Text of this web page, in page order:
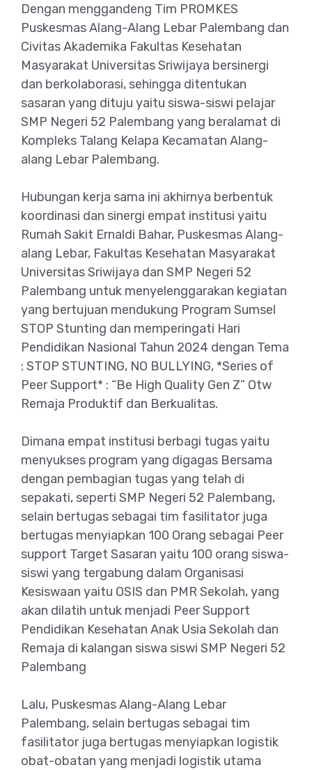
Dengan menggandeng Tim PROMKES
Puskesmas Alang-Alang Lebar Palembang dan
Civitas Akademika Fakultas Kesehatan
Masyarakat Universitas Sriwijaya bersinergi
dan berkolaborasi, sehingga ditentukan
sasaran yang dituju yaitu siswa-siswi pelajar
SMP Negeri 52 Palembang yang beralamat di
Kompleks Talang Kelapa Kecamatan Alang-
alang Lebar Palembang.
Hubungan kerja sama ini akhirnya berbentuk
koordinasi dan sinergi empat institusi yaitu
Rumah Sakit Ernaldi Bahar, Puskesmas Alang-
alang Lebar, Fakultas Kesehatan Masyarakat
Universitas Sriwijaya dan SMP Negeri 52
Palembang untuk menyelenggarakan kegiatan
yang bertujuan mendukung Program Sumsel
STOP Stunting dan memperingati Hari
Pendidikan Nasional Tahun 2024 dengan Tema
: STOP STUNTING, NO BULLYING, *Series of
Peer Support* : “Be High Quality Gen Z” Otw
Remaja Produktif dan Berkualitas.
Dimana empat institusi berbagi tugas yaitu
menyukses program yang digagas Bersama
dengan pembagian tugas yang telah di
sepakati, seperti SMP Negeri 52 Palembang,
selain bertugas sebagai tim fasilitator juga
bertugas menyiapkan 100 Orang sebagai Peer
support Target Sasaran yaitu 100 orang siswa-
siswi yang tergabung dalam Organisasi
Kesiswaan yaitu OSIS dan PMR Sekolah, yang
akan dilatih untuk menjadi Peer Support
Pendidikan Kesehatan Anak Usia Sekolah dan
Remaja di kalangan siswa siswi SMP Negeri 52
Palembang
Lalu, Puskesmas Alang-Alang Lebar
Palembang, selain bertugas sebagai tim
fasilitator juga bertugas menyiapkan logistik
obat-obatan yang menjadi logistik utama